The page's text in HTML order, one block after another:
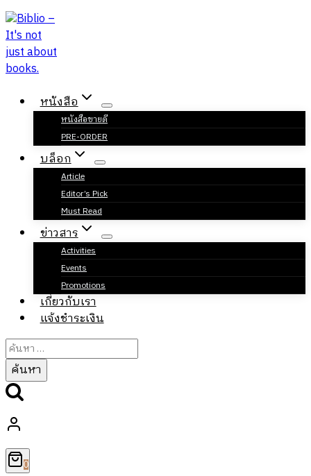
Skip
to
content
หนังสือ
หนังสือขายดี
PRE-ORDER
บล็อก
Article
Editor’s Pick
Must Read
ข่าวสาร
Activities
Events
Promotions
เกี่ยวกับเรา
แจ้งชำระเงิน
ค้นหา
สำหรับ:
0